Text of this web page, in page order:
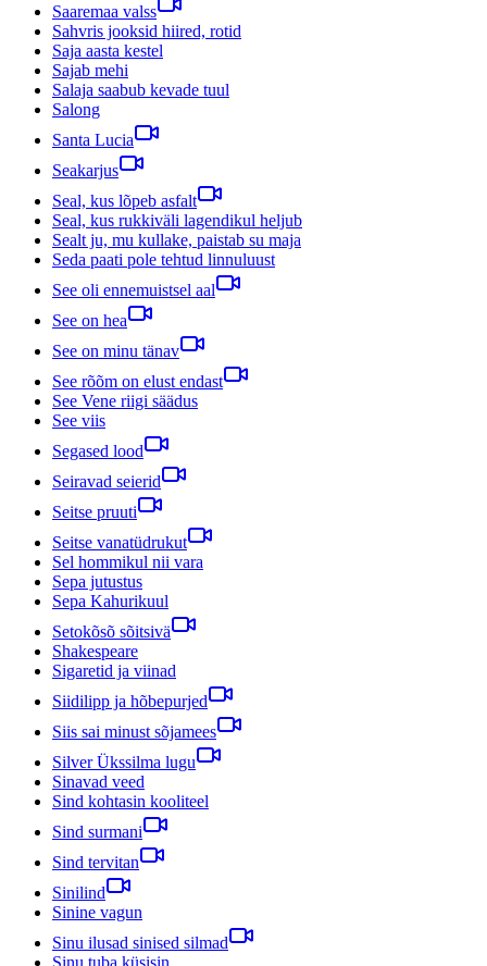
Saaremaa valss
Sahvris jooksid hiired, rotid
Saja aasta kestel
Sajab mehi
Salaja saabub kevade tuul
Salong
Santa Lucia
Seakarjus
Seal, kus lõpeb asfalt
Seal, kus rukkiväli lagendikul heljub
Sealt ju, mu kullake, paistab su maja
Seda paati pole tehtud linnuluust
See oli ennemuistsel aal
See on hea
See on minu tänav
See rõõm on elust endast
See Vene riigi säädus
See viis
Segased lood
Seiravad seierid
Seitse pruuti
Seitse vanatüdrukut
Sel hommikul nii vara
Sepa jutustus
Sepa Kahurikuul
Setokõsõ sõitsivä
Shakespeare
Sigaretid ja viinad
Siidilipp ja hõbepurjed
Siis sai minust sõjamees
Silver Ükssilma lugu
Sinavad veed
Sind kohtasin kooliteel
Sind surmani
Sind tervitan
Sinilind
Sinine vagun
Sinu ilusad sinised silmad
Sinu tuba küsisin